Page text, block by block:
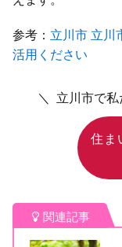
参考： 立川市 立川
活用ください
＼ 立川市で
住ま
関連記事